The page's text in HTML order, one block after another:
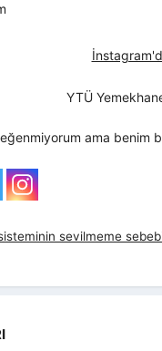
YTÜ
ama benim
sevilmeme